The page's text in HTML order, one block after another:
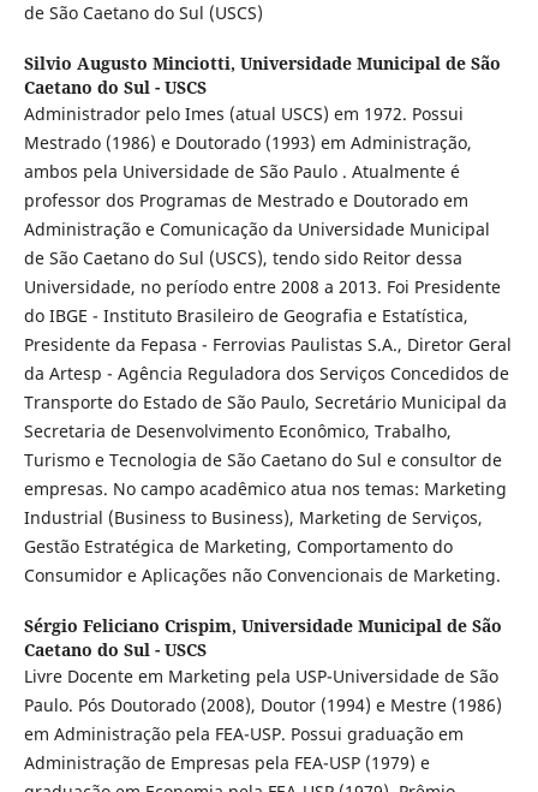
de São Caetano do Sul (USCS)
Silvio Augusto Minciotti, Universidade Municipal de São
Caetano do Sul - USCS
Administrador pelo Imes (atual USCS) em 1972. Possui
Mestrado (1986) e Doutorado (1993) em Administração,
ambos pela Universidade de São Paulo . Atualmente é
professor dos Programas de Mestrado e Doutorado em
Administração e Comunicação da Universidade Municipal
de São Caetano do Sul (USCS), tendo sido Reitor dessa
Universidade, no período entre 2008 a 2013. Foi Presidente
do IBGE - Instituto Brasileiro de Geografia e Estatística,
Presidente da Fepasa - Ferrovias Paulistas S.A., Diretor Geral
da Artesp - Agência Reguladora dos Serviços Concedidos de
Transporte do Estado de São Paulo, Secretário Municipal da
Secretaria de Desenvolvimento Econômico, Trabalho,
Turismo e Tecnologia de São Caetano do Sul e consultor de
empresas. No campo acadêmico atua nos temas: Marketing
Industrial (Business to Business), Marketing de Serviços,
Gestão Estratégica de Marketing, Comportamento do
Consumidor e Aplicações não Convencionais de Marketing.
Sérgio Feliciano Crispim, Universidade Municipal de São
Caetano do Sul - USCS
Livre Docente em Marketing pela USP-Universidade de São
Paulo. Pós Doutorado (2008), Doutor (1994) e Mestre (1986)
em Administração pela FEA-USP. Possui graduação em
Administração de Empresas pela FEA-USP (1979) e